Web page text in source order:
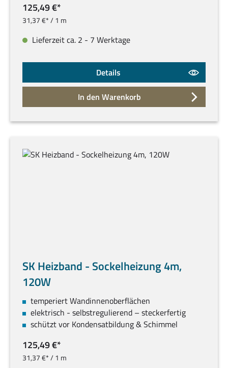
125,49 €*
31,37 €* / 1 m
Lieferzeit ca. 2 - 7 Werktage
Details
In den Warenkorb
SK Heizband - Sockelheizung 4m,
120W
temperiert Wandinnenoberflächen
elektrisch - selbstregulierend – steckerfertig
schützt vor Kondensatbildung & Schimmel
125,49 €*
31,37 €* / 1 m